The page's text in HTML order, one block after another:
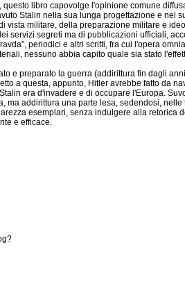
libro capovolge l'opinione comune
Stalin nella sua lunga progettazione e nel
vista militare, della preparazione militare e
servizi segreti ma di pubblicazioni ufficiali,
periodici e altri scritti, fra cui l'opera
nessuno abbia capito quale sia stato
e preparato la guerra (addirittura fin dagli
a questa, appunto, Hitler avrebbe fatto da
era d'invadere e di occupare l'Europa.
ma addirittura una parte lesa, sedendosi,
esemplari, senza indulgere alla retorica
e efficace.